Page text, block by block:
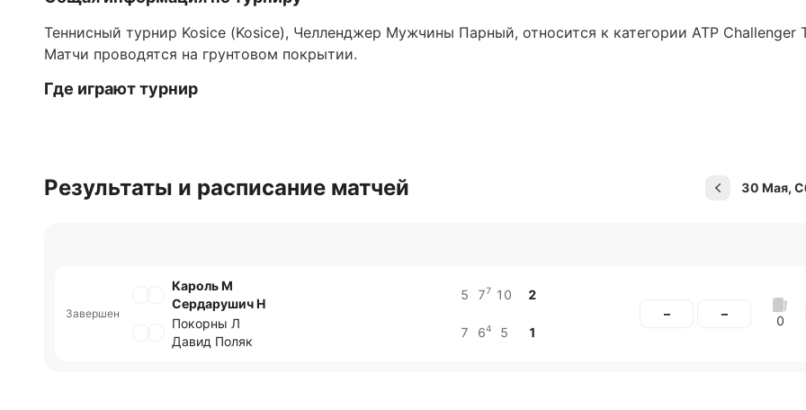
Теннисный турнир Kosice (Kosice), Челленджер Мужчины Парный, относится к категории ATP Challenger
Матчи проводятся на грунтовом покрытии.
Где играют турнир
Результаты и расписание матчей 30 Мая,
Завершен
Кароль М
Сердарушич Н
5 77 10
2
Покорны Л
Давид Поляк
7 64 5 1
– – 0